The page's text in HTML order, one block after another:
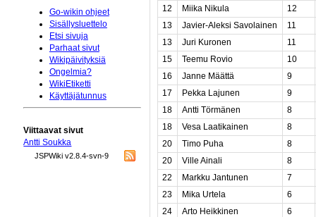
12
Miika Nikula
12
13
Javier-Aleksi Savolainen
11
13
Juri Kuronen
11
15
Teemu Rovio
10
16
Janne Määttä
9
17
Pekka Lajunen
9
18
Antti Törmänen
8
18
Vesa Laatikainen
8
20
Timo Puha
8
20
Ville Ainali
8
22
Markku Jantunen
7
23
Mika Urtela
6
24
Arto Heikkinen
6
Go-wikin ohjeet
Sisällysluettelo
Etsi sivuja
Parhaat sivut
Wikipäivityksiä
Ongelmia?
WikiEtiketti
Käyttäjätunnus
Viittaavat sivut
Antti Soukka
JSPWiki v2.8.4-svn-9